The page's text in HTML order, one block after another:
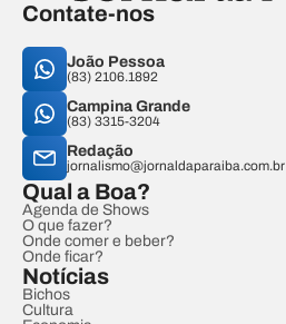
Contate-nos
João Pessoa
(83) 2106.1892
Campina Grande
(83) 3315-3204
Redação
jornalismo@jornaldaparaiba.com.br
Qual a Boa?
Agenda de Shows
O que fazer?
Onde comer e beber?
Onde ficar?
Notícias
Bichos
Cultura